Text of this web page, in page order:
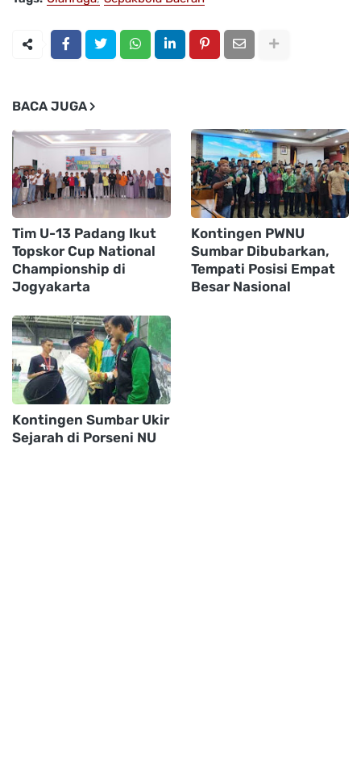
BACA JUGA
Tim U-13 Padang Ikut
Topskor Cup National
Championship di
Jogyakarta
Kontingen PWNU
Sumbar Dibubarkan,
Tempati Posisi Empat
Besar Nasional
Kontingen Sumbar Ukir
Sejarah di Porseni NU